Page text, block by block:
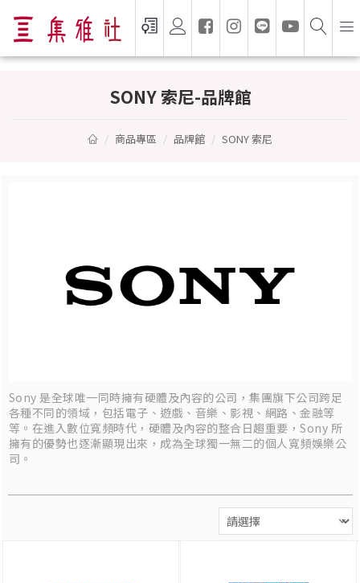
SONY 索尼-品牌館
商品專區 品牌館 SONY 索尼
Sony 是全球唯一同時擁有硬體及內容的公司，集團旗下公司跨足
各種不同的領域，包括電子、遊戲、音樂、影視、網路、金融等
等。在進入數位寬頻時代，硬體及內容的整合日趨重要，Sony 所
擁有的優勢也逐漸顯現出來，成為全球獨一無二的個人寬頻娛樂公
司。